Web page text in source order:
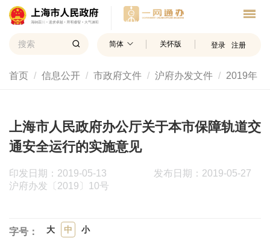
简体 关怀版 登录 注册
首页 信息公开 市政府文件 沪府办发文件 2019年
上海市人民政府办公厅关于本市保障轨道交
通安全运行的实施意见
印发日期：2019-05-13
发布日期：2019-05-27
沪府办发〔2019〕10号
字号： 大 中 小